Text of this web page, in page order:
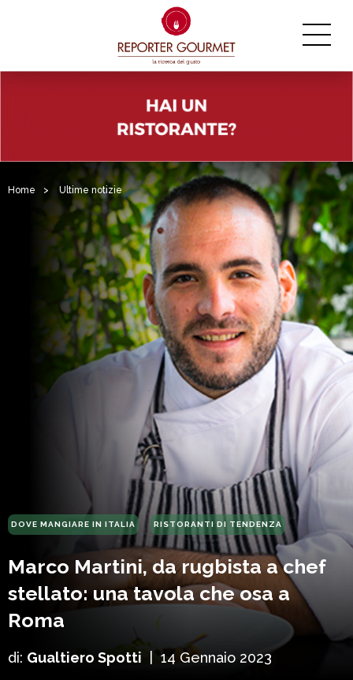
Home > Ultime notizie
DOVE MANGIARE IN ITALIA RISTORANTI DI TENDENZA
Marco Martini, da rugbista a chef
stellato: una tavola che osa a
Roma
di: Gualtiero Spotti 14 Gennaio 2023